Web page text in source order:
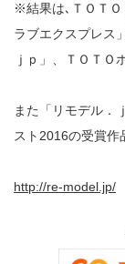
※結果は､ＴＯＴＯ
ラブエクスプレス
ｊｐ」、ＴＯＴＯ
また「リモデル．
スト2016の受賞作
http://re-model.jp/